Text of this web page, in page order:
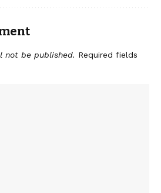
not be published. Required fields